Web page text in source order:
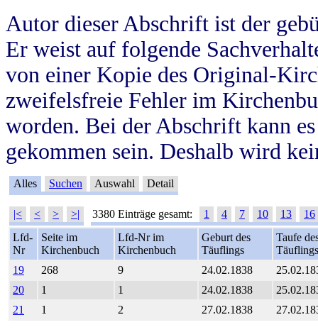
Autor dieser Abschrift ist der
Er weist auf folgende
von einer Kopie des Original-
zweifelsfreie Fehler im
worden. Bei der Abschrift kann
gekommen sein. Deshalb wird
Alles Suchen Auswahl Detail
|< < > >| 3380 Einträge gesamt: 1 4 7 10 13
16
Lfd-
Nr
Seite im
Kirchenbuch
Lfd-Nr im
Kirchenbuch
Geburt des
Täuflings
Taufe
Täuflings
19
268 9 24.02.1838
20
1 1 24.02.1838
21
1 2 27.02.1838